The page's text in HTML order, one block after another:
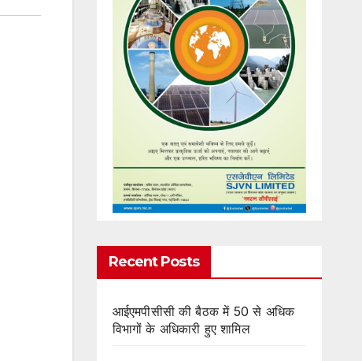
Recent Posts
आईएमपीसीसी की बैठक में 50 से अधिक
विभागों के अधिकारी हुए शामिल